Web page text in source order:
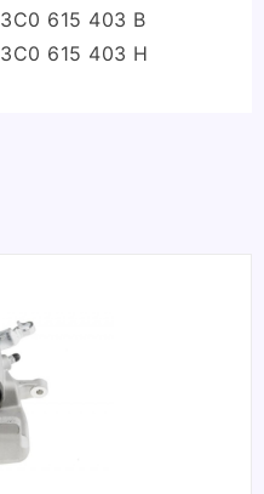
3C0 615 403 B
3C0 615 403 H